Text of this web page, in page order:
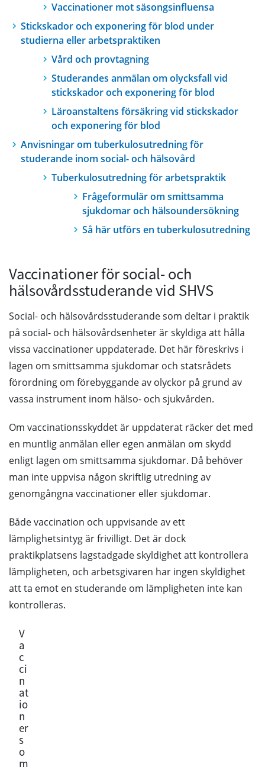
Vaccinationer mot säsongsinfluensa
Stickskador och exponering för blod under
studierna eller arbetspraktiken
Vård och provtagning
Studerandes anmälan om olycksfall vid
stickskador och exponering för blod
Läroanstaltens försäkring vid stickskador
och exponering för blod
Anvisningar om tuberkulosutredning för
studerande inom social- och hälsovård
Tuberkulosutredning för arbetspraktik
Frågeformulär om smittsamma
sjukdomar och hälsoundersökning
Så här utförs en tuberkulosutredning
Vaccinationer för social- och
hälsovårdsstuderande vid SHVS
Social- och hälsovårdsstuderande som deltar i praktik
på social- och hälsovårdsenheter är skyldiga att hålla
vissa vaccinationer uppdaterade. Det här föreskrivs i
lagen om smittsamma sjukdomar och statsrådets
förordning om förebyggande av olyckor på grund av
vassa instrument inom hälso- och sjukvården.
Om vaccinationsskyddet är uppdaterat räcker det med
en muntlig anmälan eller egen anmälan om skydd
enligt lagen om smittsamma sjukdomar. Då behöver
man inte uppvisa någon skriftlig utredning av
genomgångna vaccinationer eller sjukdomar.
Både vaccination och uppvisande av ett
lämplighetsintyg är frivilligt. Det är dock
praktikplatsens lagstadgade skyldighet att kontrollera
lämpligheten, och arbetsgivaren har ingen skyldighet
att ta emot en studerande om lämpligheten inte kan
kontrolleras.
V
a
c
ci
n
at
io
n
er
s
o
m